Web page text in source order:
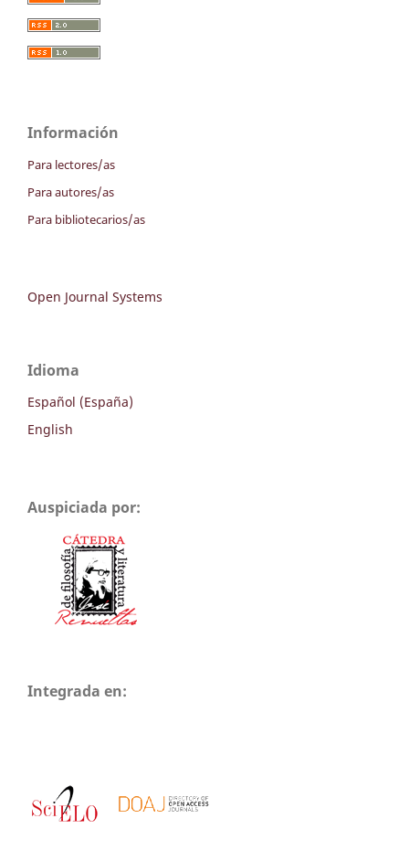
Información
Para lectores/as
Para autores/as
Para bibliotecarios/as
Open Journal Systems
Idioma
Español (España)
English
Auspiciada por:
Integrada en: